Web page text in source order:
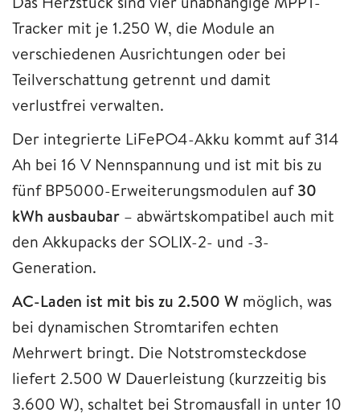
Tracker mit je 1.250 W, die Module an
verschiedenen Ausrichtungen oder bei
Teilverschattung getrennt und damit
verlustfrei verwalten.
Der integrierte LiFePO4-Akku kommt auf 314
Ah bei 16 V Nennspannung und ist mit bis zu
fünf BP5000-Erweiterungsmodulen auf30
kWh ausbaubar – abwärtskompatibel auch mit
den Akkupacks der SOLIX-2- und -3-
Generation.
AC-Laden ist mit bis zu 2.500 W möglich, was
bei dynamischen Stromtarifen echten
Mehrwert bringt. Die Notstromsteckdose
liefert 2.500 W Dauerleistung (kurzzeitig bis
3.600 W), schaltet bei Stromausfall in unter 10